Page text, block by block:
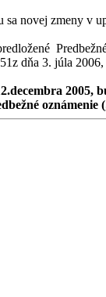
novej zmeny v
dňa 3. júla